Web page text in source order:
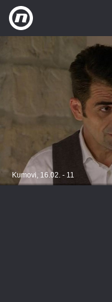
Kumovi, 16.02. - 11